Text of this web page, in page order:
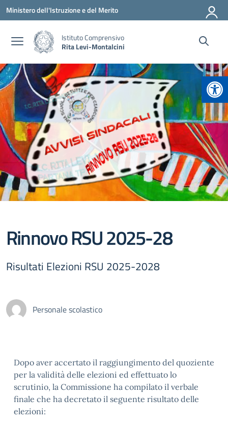
Vai ai contenuti
Vai al menu di navigazione
Vai al footer
Ministero dell'Istruzione e del Merito
Istituto Comprensivo
Rita Levi-Montalcini
Rinnovo RSU 2025-28
Risultati Elezioni RSU 2025-2028
Personale scolastico
Dopo aver accertato il raggiungimento del quoziente
per la validità delle elezioni ed effettuato lo
scrutinio, la Commissione ha compilato il verbale
finale che ha decretato il seguente risultato delle
elezioni: